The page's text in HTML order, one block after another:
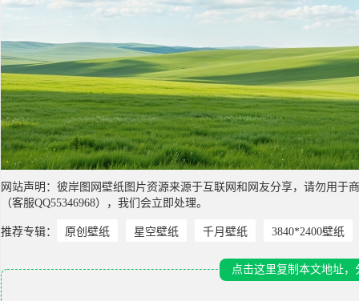
网站声明：彼岸图网壁纸图片资源来源于互联网和网友分享，请勿用
（客服QQ55346968），我们会立即处理。
推荐专辑： 原创壁纸 星空壁纸 千月壁纸 3840*2400壁纸
点击这里复制本文地址